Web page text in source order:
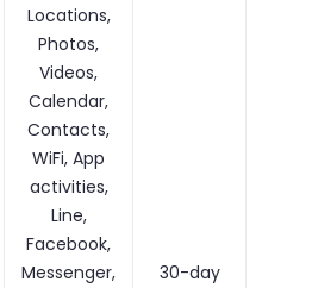
Locations,
Photos,
Videos,
Calendar,
Contacts,
WiFi, App
activities,
Line,
Facebook,
Messenger,
30-day